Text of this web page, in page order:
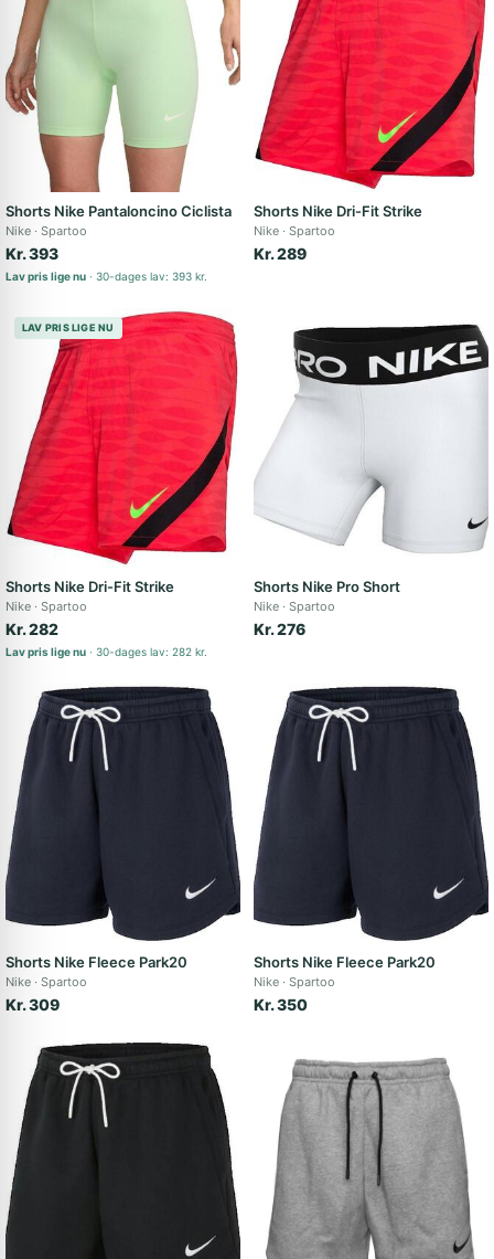
Shorts Nike Pantaloncino Ciclista
Nike Spartoo
Kr. 393
Lav pris lige nu 30-dages lav: 393 kr.
Shorts Nike Dri-Fit Strike
Nike Spartoo
Kr. 289
LAV PRIS LIGE NU
Shorts Nike Dri-Fit Strike
Nike Spartoo
Kr. 282
Lav pris lige nu 30-dages lav: 282 kr.
Shorts Nike Pro Short
Nike Spartoo
Kr. 276
Shorts Nike Fleece Park20
Nike Spartoo
Kr. 309
Shorts Nike Fleece Park20
Nike Spartoo
Kr. 350